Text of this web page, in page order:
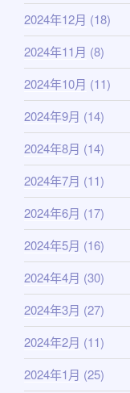
2024年12月 (18)
2024年11月 (8)
2024年10月 (11)
2024年9月 (14)
2024年8月 (14)
2024年7月 (11)
2024年6月 (17)
2024年5月 (16)
2024年4月 (30)
2024年3月 (27)
2024年2月 (11)
2024年1月 (25)